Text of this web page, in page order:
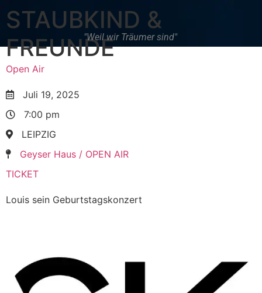
"Weil wir Träumer sind"
STAUBKIND &
FREUNDE
Open Air
Juli 19, 2025
7:00 pm
LEIPZIG
Geyser Haus / OPEN AIR
TICKET
Louis sein Geburtstagskonzert